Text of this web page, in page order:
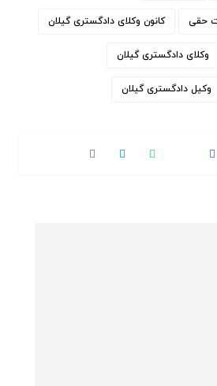
حقی کانون وکلای دادگستری گیلان
وکلای دادگستری گیلان
وکیل دادگستری گیلان